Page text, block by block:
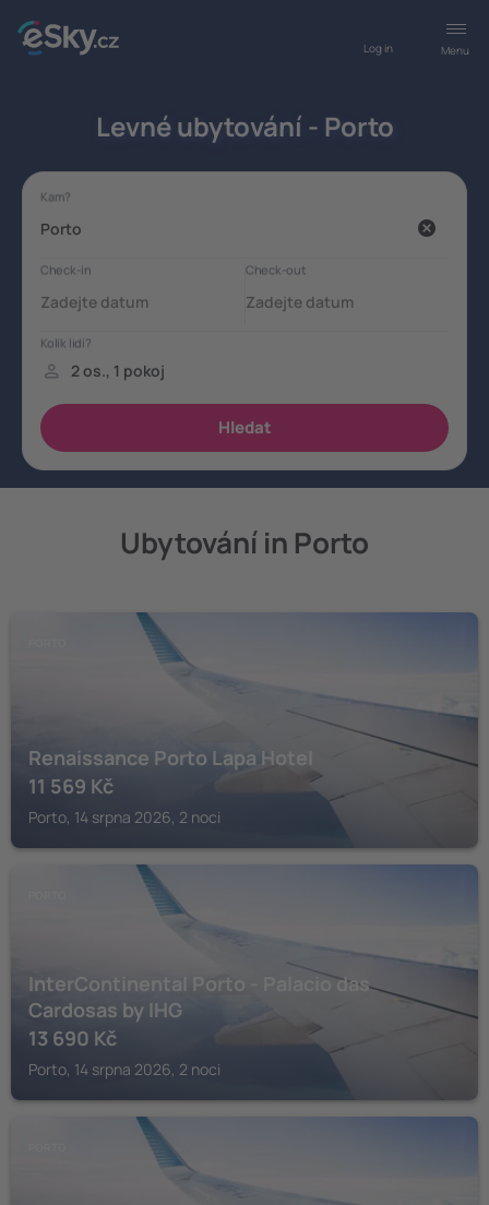
Menu
Log in
Levné ubytování - Porto
Ubytování in Porto
Renaissance Porto Lapa Hotel
11 569 Kč
Porto, 14 srpna 2026, 2 noci
InterContinental Porto - Palacio das
Cardosas by IHG
13 690 Kč
Porto, 14 srpna 2026, 2 noci